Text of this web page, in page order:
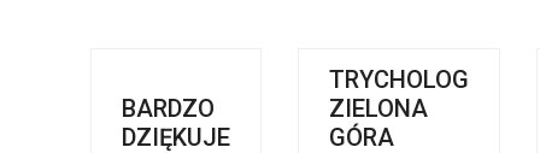
BARDZO
DZIĘKUJE
TRYCHOLOG
ZIELONA
GÓRA